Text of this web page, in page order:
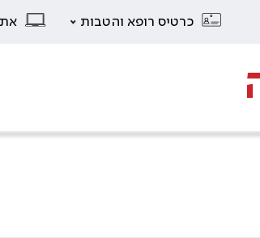
כרטיס רופא והטבות